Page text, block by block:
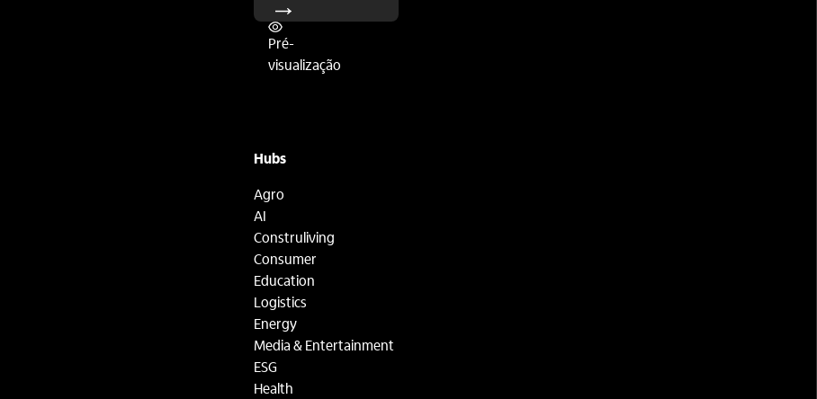
Pré-
visualização
Hubs
Agro
AI
Construliving
Consumer
Education
Logistics
Energy
Media & Entertainment
ESG
Health